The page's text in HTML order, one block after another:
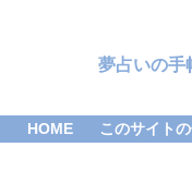
夢占いの
HOME このサイト